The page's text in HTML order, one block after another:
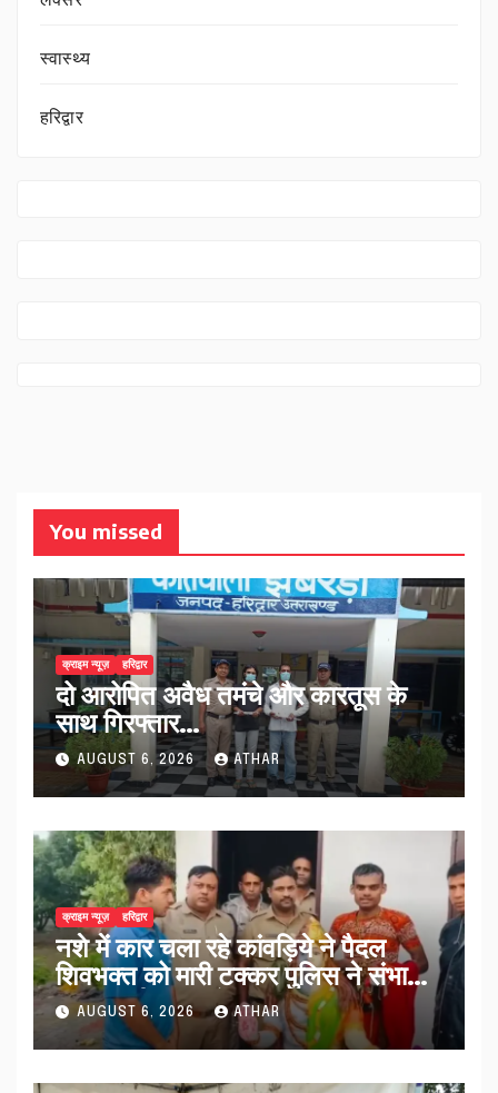
स्वास्थ्य
हरिद्वार
You missed
क्राइम न्यूज़ हरिद्वार
दो आरोपित अवैध तमंचे और कारतूस के
साथ गिरफ्तार…
AUGUST 6, 2026 ATHAR
क्राइम न्यूज़ हरिद्वार
नशे में कार चला रहे कांवड़िये ने पैदल
शिवभक्त को मारी टक्कर पुलिस ने संभाला
मामला नई कांवड़ देकर रवाना किया…
AUGUST 6, 2026 ATHAR